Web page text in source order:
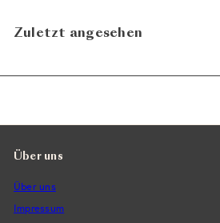
Zuletzt angesehen
Über uns
Über uns
Impressum